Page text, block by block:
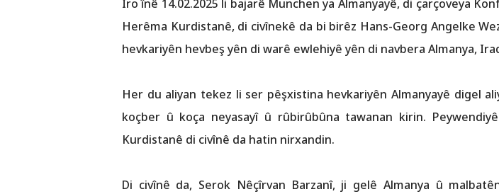
Îro înê 14.02.2025 li bajarê Munchen ya Almanyayê, di çarçoveya
Herêma Kurdistanê, di civînekê da bi birêz Hans-Georg Angelke
hevkariyên hevbeş yên di warê ewlehiyê yên di navbera Almanya,
Her du aliyan tekez li ser pêşxistina hevkariyên Almanyayê digel
koçber û koça neyasayî û rûbirûbûna tawanan kirin.
Kurdistanê di civînê da hatin nirxandin.
Di civînê da, Serok Nêçîrvan Barzanî, ji gelê Almanya û